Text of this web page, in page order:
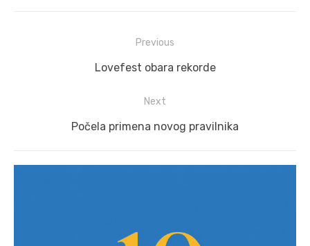
Previous
Previous
Lovefest obara rekorde
Next
Next
Počela primena novog pravilnika